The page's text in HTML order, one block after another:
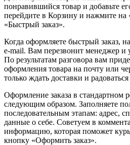
понравившийся товар и добавьте
перейдите в Корзину и нажмите на
«Быстрый заказ».
Когда оформляете быстрый заказ,
e-mail. Вам перезвонит менеджер и
По результатам разговора вам
оформления товара на почту или
только ждать доставки и
Оформление заказа в стандартном
следующим образом. Заполняете
последовательным этапам: адрес,
данные о себе. Советуем в
информацию, которая поможет
кнопку «Оформить заказ».